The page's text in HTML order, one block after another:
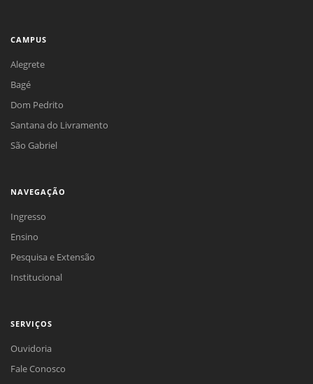
CAMPUS
Alegrete
Bagé
Dom Pedrito
Santana do Livramento
São Gabriel
NAVEGAÇÃO
Ingresso
Ensino
Pesquisa e Extensão
Institucional
SERVIÇOS
Ouvidoria
Fale Conosco